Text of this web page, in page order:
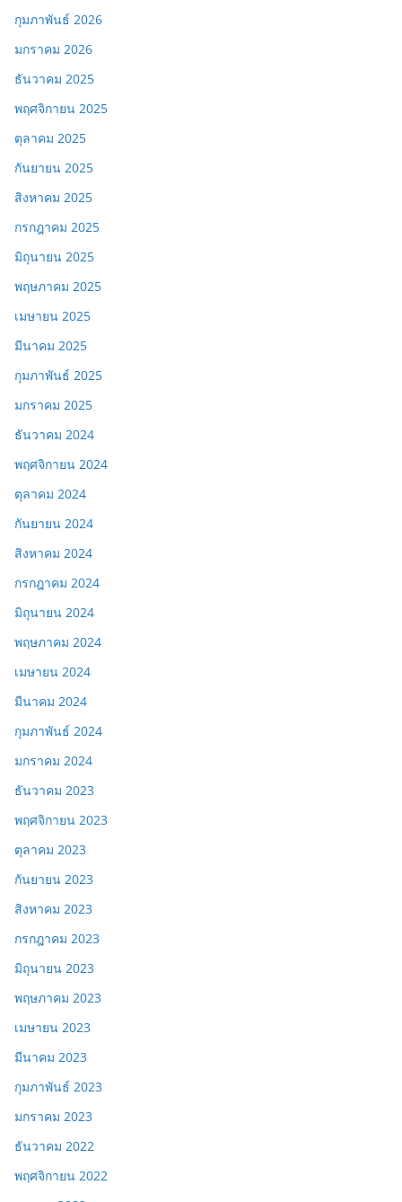
กุมภาพันธ์ 2026
มกราคม 2026
ธันวาคม 2025
พฤศจิกายน 2025
ตุลาคม 2025
กันยายน 2025
สิงหาคม 2025
กรกฎาคม 2025
มิถุนายน 2025
พฤษภาคม 2025
เมษายน 2025
มีนาคม 2025
กุมภาพันธ์ 2025
มกราคม 2025
ธันวาคม 2024
พฤศจิกายน 2024
ตุลาคม 2024
กันยายน 2024
สิงหาคม 2024
กรกฎาคม 2024
มิถุนายน 2024
พฤษภาคม 2024
เมษายน 2024
มีนาคม 2024
กุมภาพันธ์ 2024
มกราคม 2024
ธันวาคม 2023
พฤศจิกายน 2023
ตุลาคม 2023
กันยายน 2023
สิงหาคม 2023
กรกฎาคม 2023
มิถุนายน 2023
พฤษภาคม 2023
เมษายน 2023
มีนาคม 2023
กุมภาพันธ์ 2023
มกราคม 2023
ธันวาคม 2022
พฤศจิกายน 2022